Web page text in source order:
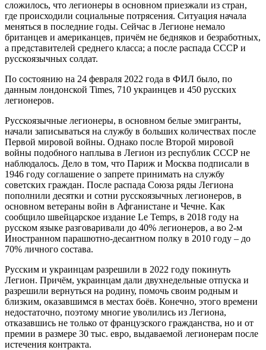
сложилось, что легионеры в основном приезжали из стран,
где происходили социальные потрясения. Ситуация начала
меняться в последние годы. Сейчас в Легионе немало
британцев и американцев, причём не бедняков и безработных,
а представителей среднего класса; а после распада СССР и
русскоязычных солдат.
По состоянию на 24 февраля 2022 года в ФИЛ было, по
данным лондонской Times, 710 украинцев и 450 русских
легионеров.
Русскоязычные легионеры, в основном белые эмигранты,
начали записываться на службу в больших количествах после
Первой мировой войны. Однако после Второй мировой
войны подобного наплыва в Легион из республик СССР не
наблюдалось. Дело в том, что Париж и Москва подписали в
1946 году соглашение о запрете принимать на службу
советских граждан. После распада Союза ряды Легиона
пополнили десятки и сотни русскоязычных легионеров, в
основном ветераны войн в Афганистане и Чечне. Как
сообщило швейцарское издание Le Temps, в 2018 году на
русском языке разговаривали до 40% легионеров, а во 2-м
Иностранном парашютно-десантном полку в 2010 году – до
70% личного состава.
Русским и украинцам разрешили в 2022 году покинуть
Легион. Причём, украинцам дали двухнедельные отпуска и
разрешили вернуться на родину, помочь своим родным и
близким, оказавшимся в местах боёв. Конечно, этого времени
недостаточно, поэтому многие уволились из Легиона,
отказавшись не только от французского гражданства, но и от
премии в размере 30 тыс. евро, выдаваемой легионерам после
истечения контракта.